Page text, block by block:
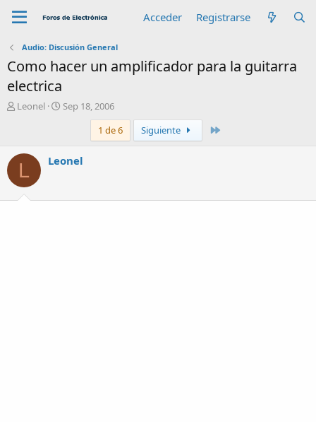
Acceder Registrarse
Audio: Discusión General
Como hacer un amplificador para la guitarra
electrica
A
r
Leonel
F
a
d
Sep 18, 2006
1 de 6
Siguiente
L Leonel